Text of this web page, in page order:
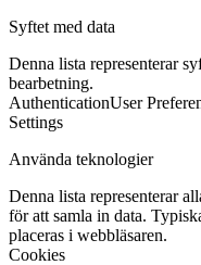
Syftet med data
Denna lista representerar
bearbetning.
AuthenticationUser
Settings
Använda teknologier
Denna lista representerar
för att samla in data.
placeras i webbläsaren.
Cookies